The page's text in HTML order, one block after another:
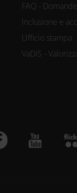
FAQ -
Inclusione e
Ufficio stampa
VaDiS -